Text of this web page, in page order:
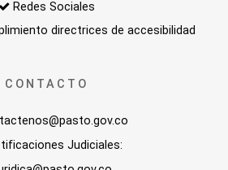
Redes Sociales
directrices de accesibilidad
CONTACTO
Judiciales: